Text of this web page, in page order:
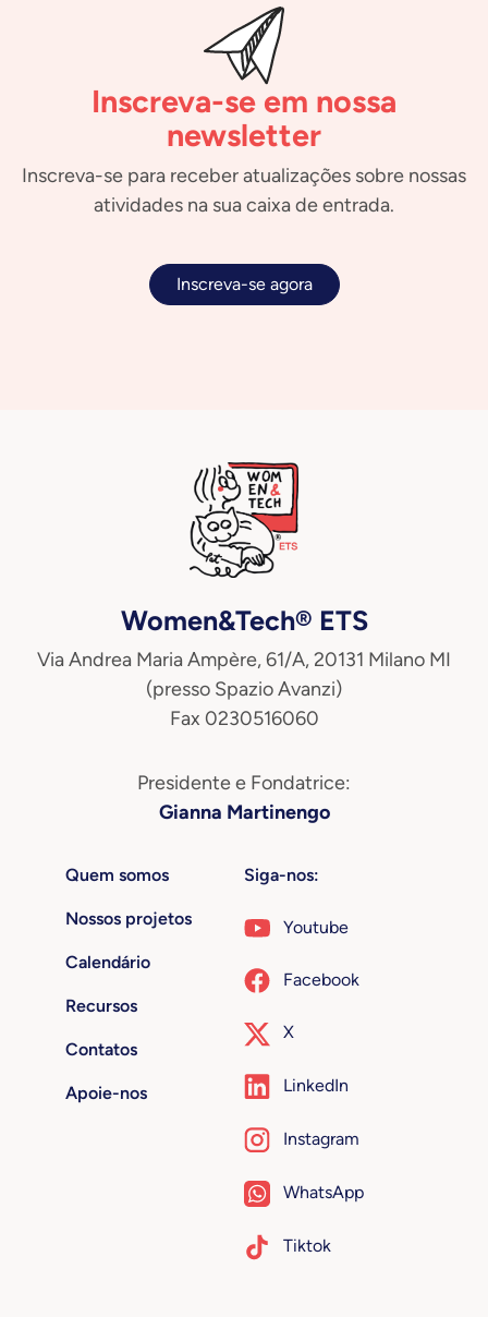
Inscreva-se em nossa
newsletter
Inscreva-se para receber atualizações sobre nossas
atividades na sua caixa de entrada.
Inscreva-se agora
Women&Tech® ETS
Via Andrea Maria Ampère, 61/A, 20131 Milano MI
(presso Spazio Avanzi)
Fax 0230516060
Presidente e Fondatrice:
Gianna Martinengo
Quem somos
Nossos projetos
Calendário
Recursos
Contatos
Apoie-nos
Siga-nos:
Youtube
Facebook
X
LinkedIn
Instagram
WhatsApp
Tiktok